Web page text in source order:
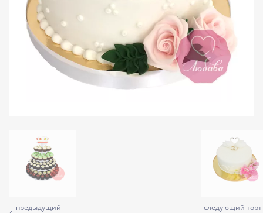
предыдущий
следующий торт